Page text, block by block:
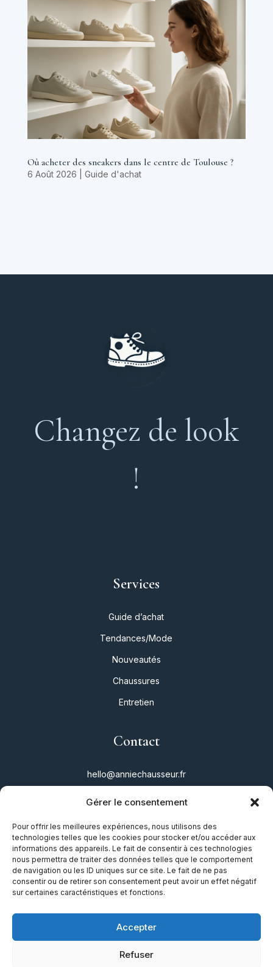
Gérer le consentement
Pour offrir les meilleures expériences, nous utilisons des
technologies telles que les cookies pour stocker et/ou accéder aux
informations des appareils. Le fait de consentir à ces technologies
nous permettra de traiter des données telles que le comportement
de navigation ou les ID uniques sur ce site. Le fait de ne pas
consentir ou de retirer son consentement peut avoir un effet négatif
sur certaines caractéristiques et fonctions.
Accepter
Refuser
Où acheter des sneakers dans le centre de Toulouse ?
6 Août 2026 Guide d'achat
Changez de look
!
Services
Guide d’achat
Tendances/Mode
Nouveautés
Chaussures
Entretien
Contact
hello@anniechausseur.fr
Instagram
Twitter
Facebook